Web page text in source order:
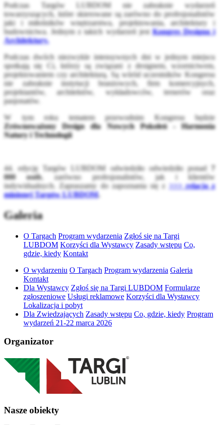
Podczas Targów LUBDOM nie zabraknie wydarzeń
towarzyszących, które skierowane są zarówno do profesjonalistów
jaki i miłośników wnętrzarstwa, projektowania, architektury i
budownictwa. Jednym z takich wydarzeń jestKongres Designu i
Architektury.
Podczas dwóch niezwykle intensywnych dni w jednym miejscu
spotkają się Ci, którzy są związani z designem, wzornictwem,
projektowaniem czy architekturą. Są wśród uczestników Kongresu
nie zabraknie instytucji branżowych, firm komercyjnych,
projektantów, architektów, wykładowców, trenerów oraz
pasjonatów.
W tym roku tematem przewodnim Kongresu będzie
Zrównoważony Design dla Nowych Pokoleń - Harmonia
Natury i Technologii
44. edycję Targów LUBDOM odwiedziło odwiedziło ponad
000osób, zarówno profesjonalistów, jak i klientów
indywidualnych. Zapraszamy do zapoznania się z >>> relacją z
minionej Targów LUBDOM.
Galeria
O Targach Program wydarzenia Zgłoś się na Targi
LUBDOM Korzyści dla Wystawcy Zasady wstępu Co,
gdzie, kiedy Kontakt
O wydarzeniu O Targach Program wydarzenia Galeria
Kontakt
Dla Wystawcy Zgłoś się na Targi LUBDOM Formularze
zgłoszeniowe Usługi reklamowe Korzyści dla Wystawcy
Lokalizacja i pobyt
Dla Zwiedzających Zasady wstępu Co, gdzie, kiedy Program
wydarzeń 21-22 marca 2026
Organizator
Nasze obiekty